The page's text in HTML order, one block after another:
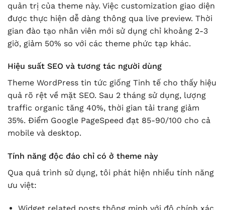
quản trị của theme này. Việc customization giao diện
được thực hiện dễ dàng thông qua live preview. Thời
gian đào tạo nhân viên mới sử dụng chỉ khoảng 2-3
giờ, giảm 50% so với các theme phức tạp khác.
Hiệu suất SEO và tương tác người dùng
Theme WordPress tin tức giống Tinh tế cho thấy hiệu
quả rõ rệt về mặt SEO. Sau 2 tháng sử dụng, lượng
traffic organic tăng 40%, thời gian tải trang giảm
35%. Điểm Google PageSpeed đạt 85-90/100 cho cả
mobile và desktop.
Tính năng độc đáo chỉ có ở theme này
Qua quá trình sử dụng, tôi phát hiện nhiều tính năng
ưu việt: